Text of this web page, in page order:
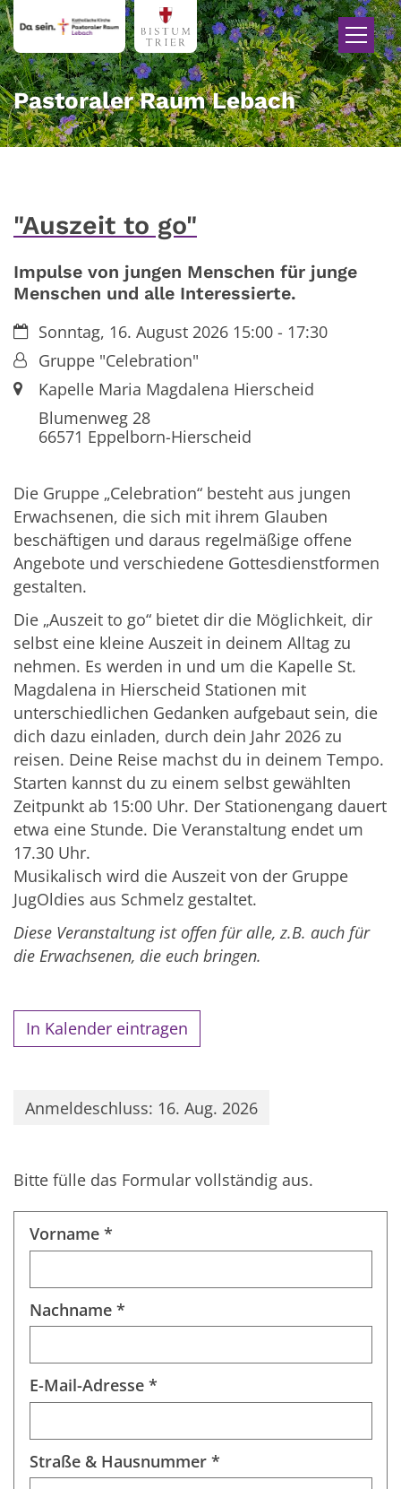
Zum Inhalt springen
Pastoraler Raum Lebach
"Auszeit to go"
Impulse von jungen Menschen für junge
Menschen und alle Interessierte.
Datum:Sonntag, 16. August 2026 15:00 - 17:30
Von:Gruppe "Celebration"
Ort:Kapelle Maria Magdalena Hierscheid
Blumenweg 28
66571 Eppelborn-Hierscheid
Die Gruppe „Celebration“ besteht aus jungen
Erwachsenen, die sich mit ihrem Glauben
beschäftigen und daraus regelmäßige offene
Angebote und verschiedene Gottesdienstformen
gestalten.
Die „Auszeit to go“ bietet dir die Möglichkeit, dir
selbst eine kleine Auszeit in deinem Alltag zu
nehmen. Es werden in und um die Kapelle St.
Magdalena in Hierscheid Stationen mit
unterschiedlichen Gedanken aufgebaut sein, die
dich dazu einladen, durch dein Jahr 2026 zu
reisen. Deine Reise machst du in deinem Tempo.
Starten kannst du zu einem selbst gewählten
Zeitpunkt ab 15:00 Uhr. Der Stationengang dauert
etwa eine Stunde. Die Veranstaltung endet um
17.30 Uhr.
Musikalisch wird die Auszeit von der Gruppe
JugOldies aus Schmelz gestaltet.
Diese Veranstaltung ist offen für alle, z.B. auch für
die Erwachsenen, die euch bringen.
In Kalender eintragen
Anmeldeschluss: 16. Aug. 2026
Bitte fülle das Formular vollständig aus.
Vorname *
Nachname *
E-Mail-Adresse *
Straße & Hausnummer *